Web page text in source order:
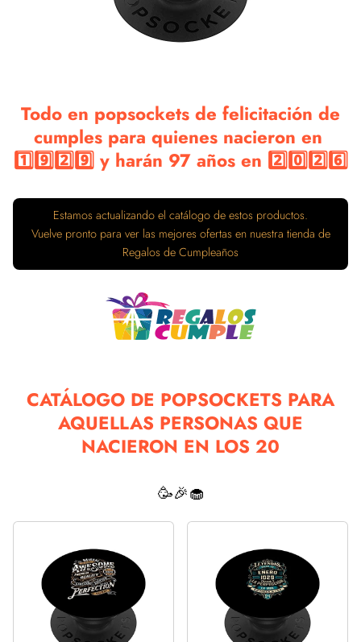
Todo en popsockets de felicitación de
cumples para quienes nacieron en
1️⃣9️⃣2️⃣9️⃣ y harán 97 años en 2️⃣0️⃣2️⃣6️⃣
Estamos actualizando el catálogo de estos productos.
Vuelve pronto para ver las mejores ofertas en nuestra tienda de
Regalos de Cumpleaños
CATÁLOGO DE POPSOCKETS PARA
AQUELLAS PERSONAS QUE
NACIERON EN LOS 20
🥳🎉🧁